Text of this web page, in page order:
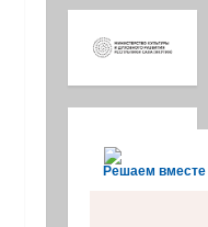
Решаем вместе